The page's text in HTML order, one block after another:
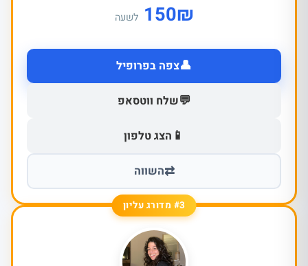
₪
150 לשעה
👤צפה בפרופיל
💬שלח ווטסאפ
📱 הצג טלפון
⇄השווה
#3 מדורג עליון